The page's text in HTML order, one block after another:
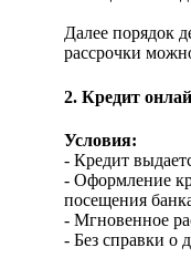
Далее порядок
рассрочки
2. Кредит
Условия:
- Кредит
- Оформление
посещения
- Мгновенное
- Без справки о